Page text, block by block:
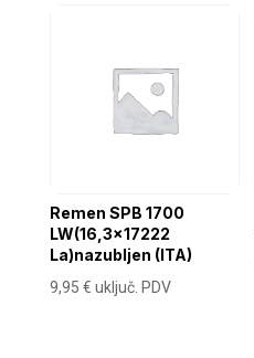
Remen SPB 1700
LW(16,3×17222
La)nazubljen (ITA)
9,95 € uključ. PDV